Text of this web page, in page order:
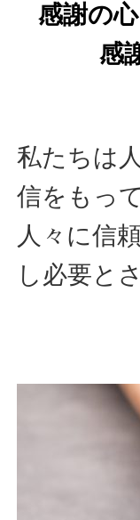
感謝の
感
私たちは
信をもっ
人々に信
し必要と